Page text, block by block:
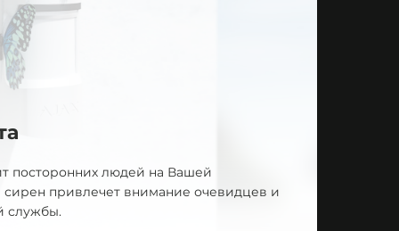
посторонних людей на Вашей
привлечет внимание очевидцев и
службы.